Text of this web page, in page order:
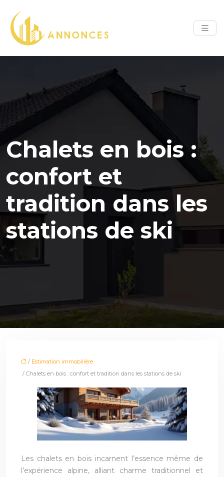
Chalets en bois :
confort et
tradition dans les
stations de ski
/ Estimation immobilière
/ Chalets en bois : confort et tradition dans les stations de ski
Les chalets en bois incarnent l’essence même de
l’expérience alpine, alliant charme traditionnel et